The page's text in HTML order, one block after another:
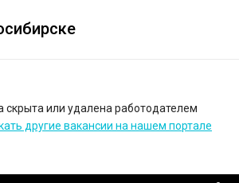
скрыта или удалена работодателем
другие вакансии на нашем портале